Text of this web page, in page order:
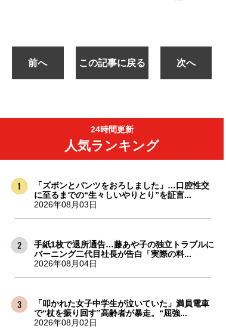
前へ この記事に戻る 次へ
24時間更新
人気ランキング
「ズボンとパンツをおろしました」…口腔性交
に至るまでの“生々しいやりとり”を証言...
2026年08月03日
手紙1枚で退所通告…藤あや子の独立トラブルに
バーニング二代目社長が告白「実際の料...
2026年08月04日
「叩かれた女子中学生が泣いていた」満員電車
で“杖を振り回す”高齢者が暴走。“屈強...
2026年08月02日